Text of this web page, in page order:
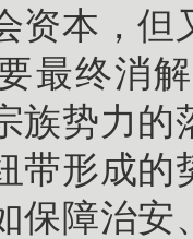
资本，
最终消
族势力的
带形成
保障治安